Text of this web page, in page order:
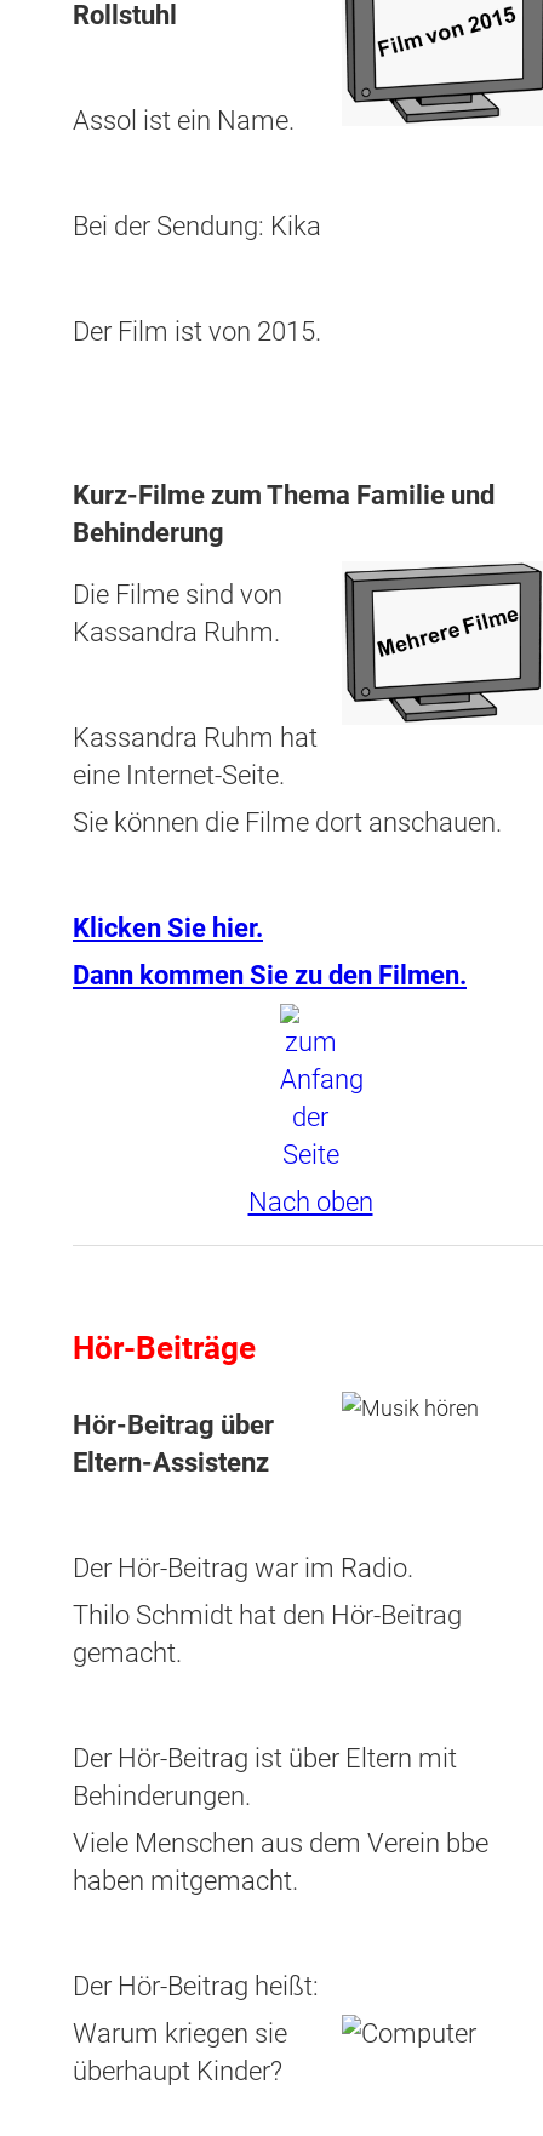
Rollstuhl
Assol ist ein Name.
Bei der Sendung: Kika
Der Film ist von 2015.
Kurz-Filme zum Thema Familie und
Behinderung
Die Filme sind von
Kassandra Ruhm.
Kassandra Ruhm hat
eine Internet-Seite.
Sie können die Filme dort anschauen.
Klicken Sie hier.
Dann kommen Sie zu den Filmen.
Nach oben
Hör-Beiträge
Hör-Beitrag über
Eltern-Assistenz
Der Hör-Beitrag war im Radio.
Thilo Schmidt hat den Hör-Beitrag
gemacht.
Der Hör-Beitrag ist über Eltern mit
Behinderungen.
Viele Menschen aus dem Verein bbe
haben mitgemacht.
Der Hör-Beitrag heißt:
Warum kriegen sie
überhaupt Kinder?